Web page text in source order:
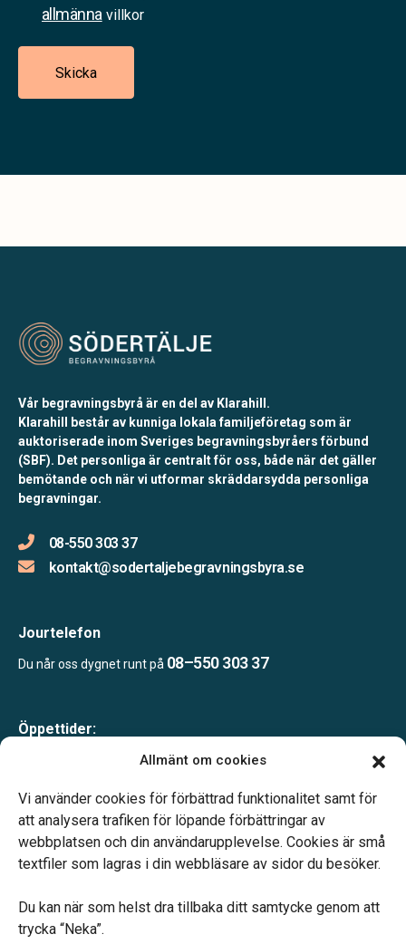
Allmänt om cookies
Vi använder cookies för förbättrad funktionalitet samt för
att analysera trafiken för löpande förbättringar av
webbplatsen och din användarupplevelse. Cookies är små
textfiler som lagras i din webbläsare av sidor du besöker.
Du kan när som helst dra tillbaka ditt samtycke genom att
trycka “Neka”.
allmänna villkor
Skicka
Vår begravningsbyrå är en del av Klarahill.
Klarahill består av kunniga lokala familjeföretag som är
auktoriserade inom Sveriges begravningsbyråers förbund
(SBF). Det personliga är centralt för oss, både när det gäller
bemötande och när vi utformar skräddarsydda personliga
begravningar.
08-550 303 37
kontakt@sodertaljebegravningsbyra.se
Jourtelefon
Du når oss dygnet runt på 08–550 303 37
Öppettider:
Lunchstängt 12.00–13.00
Telefonjour dygnet runt